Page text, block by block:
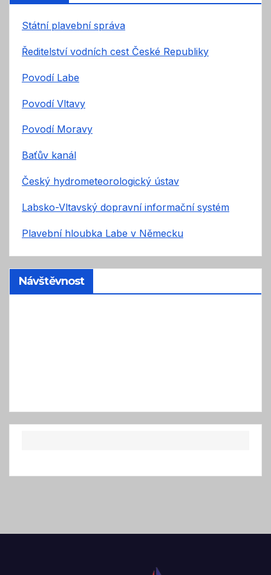
Státní plavební správa
Ředitelství vodních cest České Republiky
Povodí Labe
Povodí Vltavy
Povodí Moravy
Baťův kanál
Český hydrometeorologický ústav
Labsko-Vltavský dopravní informační systém
Plavební hloubka Labe v Německu
Návštěvnost